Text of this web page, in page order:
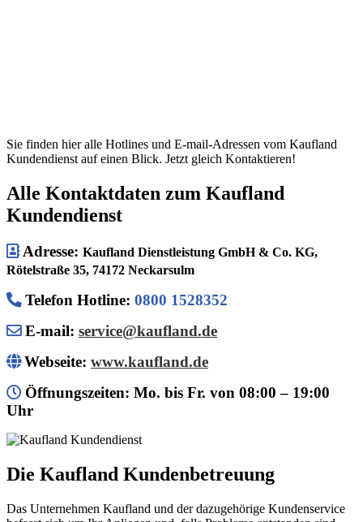
Sie finden hier alle Hotlines und E-mail-Adressen vom Kaufland
Kundendienst auf einen Blick. Jetzt gleich Kontaktieren!
Alle Kontaktdaten zum Kaufland
Kundendienst
Adresse: Kaufland Dienstleistung GmbH & Co. KG,
Rötelstraße 35, 74172 Neckarsulm
Telefon Hotline: 0800 1528352
E-mail: service@kaufland.de
Webseite: www.kaufland.de
Öffnungszeiten: Mo. bis Fr. von 08:00 – 19:00
Uhr
Die Kaufland Kundenbetreuung
Das Unternehmen Kaufland und der dazugehörige Kundenservice